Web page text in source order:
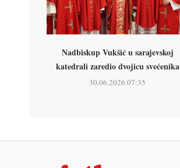
Nadbiskup Vukšić u sarajevskoj
katedrali zaredio dvojicu svećenika
30.06.2026 07:35